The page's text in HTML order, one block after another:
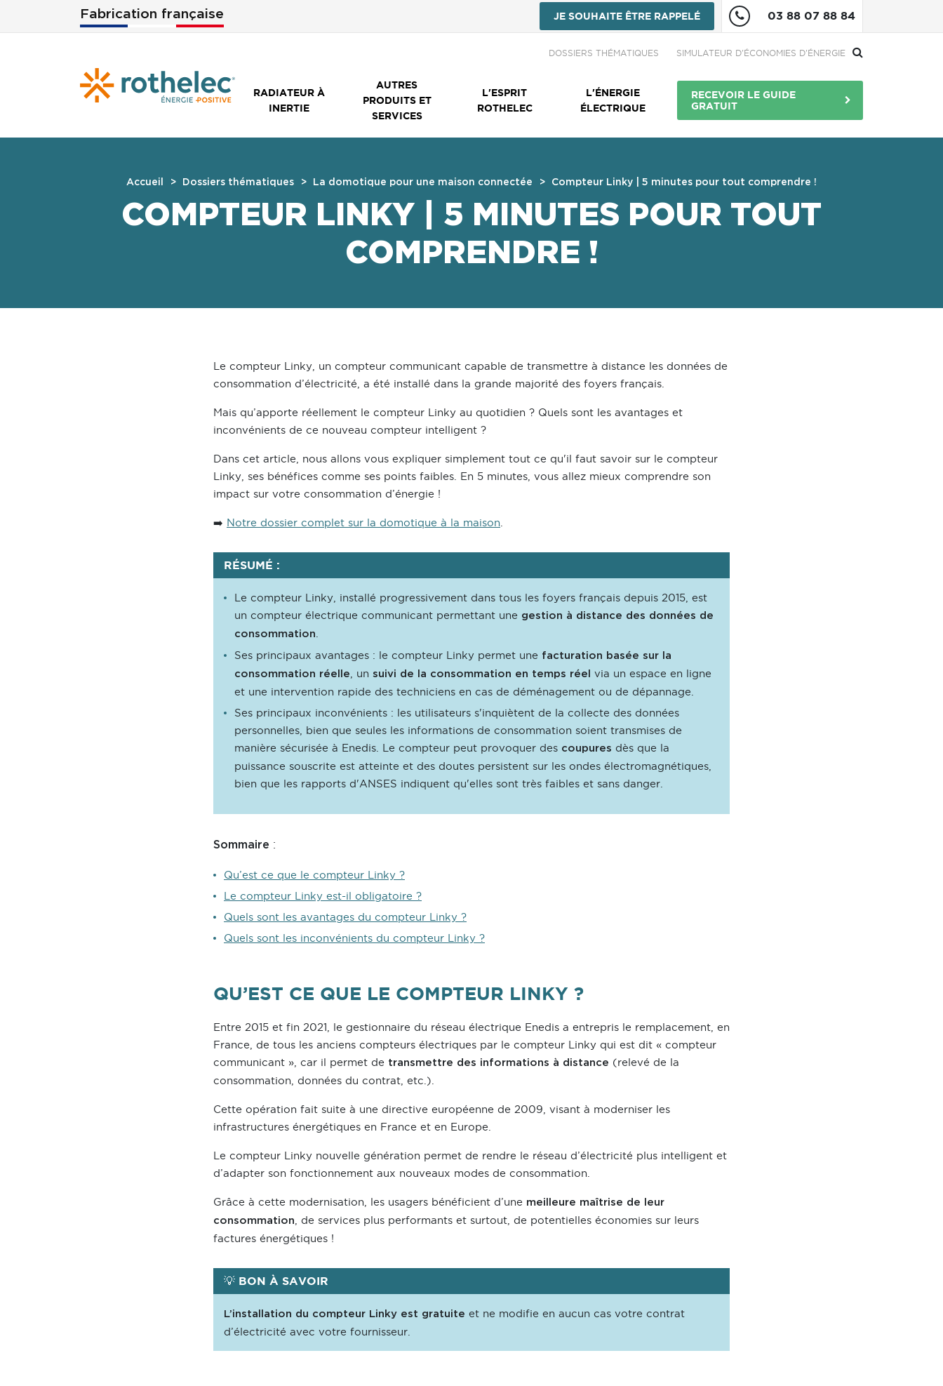
Aller au contenu principalFabrication française JE SOUHAITE ÊTRE RAPPELÉ 03 88 07 88 84
Menu Secondaire
DOSSIERS THÉMATIQUES SIMULATEUR D'ÉCONOMIES D'ÉNERGIE
RADIATEUR À
INERTIE
AUTRES
PRODUITS ET
SERVICES
L'ESPRIT
ROTHELEC
L'ÉNERGIE
ÉLECTRIQUE
Menu Bouton
RECEVOIR LE GUIDE
GRATUIT
Accueil Dossiers thématiques La domotique pour une maison connectée Compteur Linky | 5 minutes pour tout comprendre !
COMPTEUR LINKY | 5 MINUTES POUR TOUT
COMPRENDRE !
Le compteur Linky, un compteur communicant capable de transmettre à distance les données de
consommation d’électricité, a été installé dans la grande majorité des foyers français.
Mais qu’apporte réellement le compteur Linky au quotidien ? Quels sont les avantages et
inconvénients de ce nouveau compteur intelligent ?
Dans cet article, nous allons vous expliquer simplement tout ce qu'il faut savoir sur le compteur
Linky, ses bénéfices comme ses points faibles. En 5 minutes, vous allez mieux comprendre son
impact sur votre consommation d’énergie !
➡️ Notre dossier complet sur la domotique à la maison
RÉSUMÉ :
Le compteur Linky, installé progressivement dans tous les foyers français depuis 2015, est
un compteur électrique communicant permettant une gestion à distance des données de
consommation
Ses principaux avantages : le compteur Linky permet une facturation basée sur la
consommation réelle
, un suivi de la consommation en temps réel via un espace en ligne
et une intervention rapide des techniciens en cas de déménagement ou de dépannage.
Ses principaux inconvénients : les utilisateurs s'inquiètent de la collecte des données
personnelles, bien que seules les informations de consommation soient transmises de
manière sécurisée à Enedis. Le compteur peut provoquer des coupures dès que la
puissance souscrite est atteinte et des doutes persistent sur les ondes électromagnétiques,
bien que les rapports d'ANSES indiquent qu'elles sont très faibles et sans danger.
Sommaire :
Qu’est ce que le compteur Linky ?
Le compteur Linky est-il obligatoire ?
Quels sont les avantages du compteur Linky ?
Quels sont les inconvénients du compteur Linky ?
QU’EST CE QUE LE COMPTEUR LINKY ?
Entre 2015 et fin 2021, le gestionnaire du réseau électrique Enedis a entrepris le remplacement, en
France, de tous les anciens compteurs électriques par le compteur Linky qui est dit « compteur
communicant », car il permet de transmettre des informations à distance (relevé de la
consommation, données du contrat, etc.).
Cette opération fait suite à une directive européenne de 2009, visant à moderniser les
infrastructures énergétiques en France et en Europe.
Le compteur Linky nouvelle génération permet de rendre le réseau d’électricité plus intelligent et
d’adapter son fonctionnement aux nouveaux modes de consommation.
Grâce à cette modernisation, les usagers bénéficient d’une meilleure maîtrise de leur
consommation
, de services plus performants et surtout, de potentielles économies sur leurs
factures énergétiques !
💡 BON À SAVOIR
L’installation du compteur Linky est gratuite et ne modifie en aucun cas votre contrat
d’électricité avec votre fournisseur.